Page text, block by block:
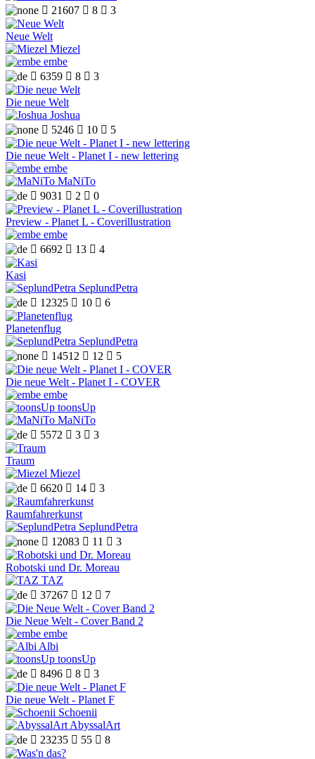
 21607  8  3
Neue Welt
Miezel
embe
 6359  8  3
Die neue Welt
Joshua
 5246  10  5
Die neue Welt - Planet I - new lettering
embe
MaNiTo
 9031  2  0
Preview - Planet L - Coverillustration
embe
 6692  13  4
Kasi
SeplundPetra
 12325  10  6
Planetenflug
SeplundPetra
 14512  12  5
Die neue Welt - Planet I - COVER
embe
toonsUp
MaNiTo
 5572  3  3
Traum
Miezel
 6620  14  3
Raumfahrerkunst
SeplundPetra
 12083  11  3
Robotski und Dr. Moreau
TAZ
 37267  12  7
Die Neue Welt - Cover Band 2
embe
Albi
toonsUp
 8496  8  3
Die neue Welt - Planet F
Schoenii
AbyssalArt
 23235  55  8